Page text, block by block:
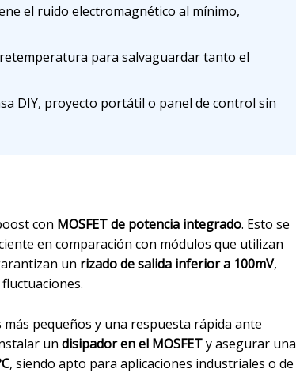
el ruido electromagnético al mínimo,
para salvaguardar tanto el
DIY, proyecto portátil o panel de control sin
con MOSFET de potencia integrado. Esto se
en comparación con módulos que utilizan
un rizado de salida inferior a 100mV,
pequeños y una respuesta rápida ante
un disipador en el MOSFETy asegurar una
, siendo apto para aplicaciones industriales o de